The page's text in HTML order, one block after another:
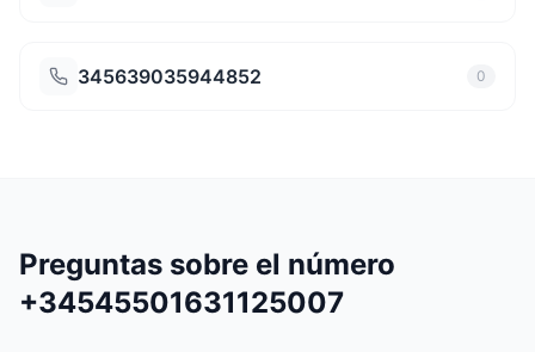
345639035944852 0
Preguntas sobre el número
+34545501631125007